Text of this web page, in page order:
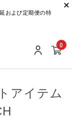
および定期便の特
0
アイテム